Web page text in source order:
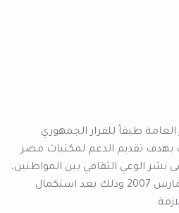
طبقاً للقرار الجمهوري
فبراير 2006 وذلك بهدف تقديم الدعم لمكتبات مصر
نشر الوعي الثقافي بين المواطنين،
وقد بدأ نشاطه الفعلي في مارس 2007 وذلك بعد استكمال